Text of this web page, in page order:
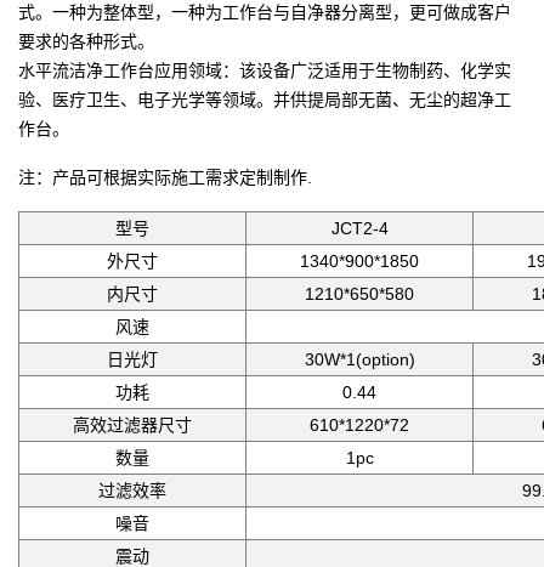
式。一种为整体型，一种为工作台与自净器分离型，更可做成客户
要求的各种形式。
水平流洁净工作台应用领域：该设备广泛适用于生物制药、化学实
验、医疗卫生、电子光学等领域。并供提局部无菌、无尘的超净工
作台。
注：产品可根据实际施工需求定制制作.
型号
JCT2-4
外尺寸
1340*900*1850
内尺寸
1210*650*580
风速
日光灯
30W*1(option)
功耗
0.44
高效过滤器尺寸
610*1220*72
数量
1pc
过滤效率
噪音
震动